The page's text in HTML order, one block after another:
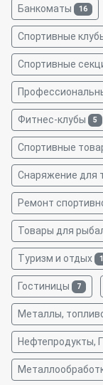
Банкоматы 16
Спортивные
Спортивные
Фитнес-клубы 5
Спортивные
Снаряжение для
Ремонт
Товары для
Туризм и отдых
Гостиницы 7
Металлы,
Нефтепродукты,